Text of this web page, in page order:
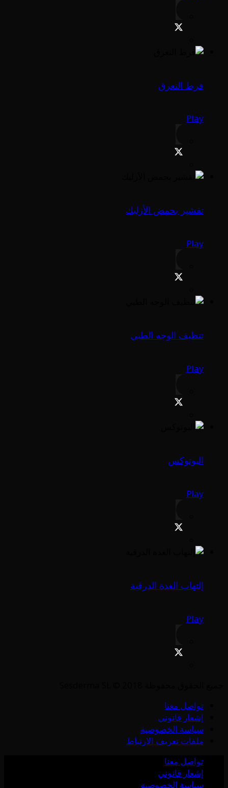
فرط التعرق
Play
تقشير بحمض الأزليك
Play
تنظيف الوجه الطبي
Play
البوتوكس
Play
إلتهاب الغدة الدرقية
Play
تواصل معنا
إشعار قانوني
سياسة الخصوصية
ملفات تعريف الارتباط
تواصل معنا
إشعار قانوني
سياسة الخصوصية